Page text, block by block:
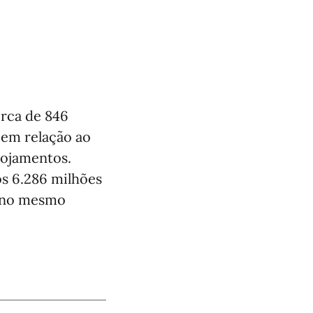
de 846
relação ao
6.286 milhões
mesmo